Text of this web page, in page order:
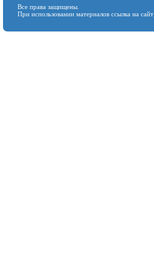
Все права защищены.
При использовании материалов ссылка на сайт